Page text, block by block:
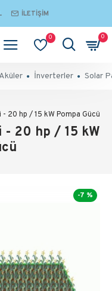
İLETIŞIM
0 0
İnverterler Solar
- 20 hp / 15 kW Pompa Gücü
- 20 hp / 15 kW
-7 %